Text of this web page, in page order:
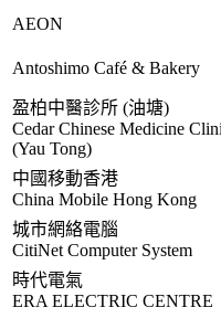
AEON
Antoshimo Café & Bakery
盈柏中醫診所 (油塘)
Cedar Chinese Medicine
(Yau Tong)
中國移動香港
China Mobile Hong Kong
城市網絡電腦
CitiNet Computer System
時代電氣
ERA ELECTRIC CENTRE